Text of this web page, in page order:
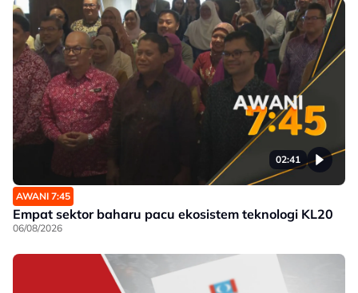
02:41
AWANI 7:45
Empat sektor baharu pacu ekosistem teknologi KL20
06/08/2026